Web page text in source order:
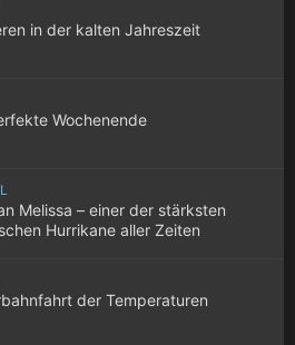
in der kalten Jahreszeit
Wochenende
Melissa – einer der stärksten
Hurrikane aller Zeiten
der Temperaturen